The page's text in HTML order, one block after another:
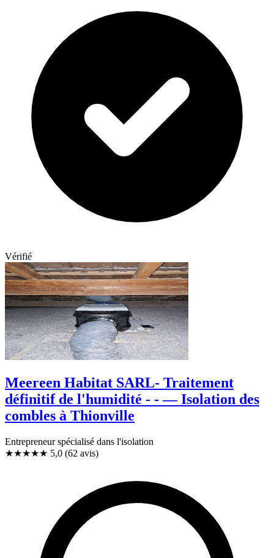
Vérifié
Meereen Habitat SARL- Traitement
définitif de l'humidité - - — Isolation des
combles à Thionville
Entrepreneur spécialisé dans l'isolation
★★★★★ 5,0 (62 avis)